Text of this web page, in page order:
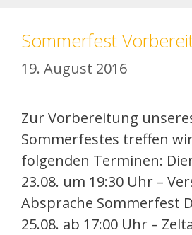
Sommerfest
19. August 2016
Zur Vorbereitung
Sommerfestes treffen
folgenden Terminen:
23.08. um 19:30 Uhr –
Absprache Sommerfest
25.08. ab 17:00 Uhr –